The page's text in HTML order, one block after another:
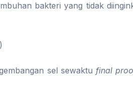
bakteri yang tidak
sel sewaktufinal